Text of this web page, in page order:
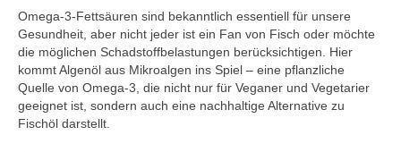
Omega-3-Fettsäuren sind bekanntlich essentiell für unsere
Gesundheit, aber nicht jeder ist ein Fan von Fisch oder möchte
die möglichen Schadstoffbelastungen berücksichtigen. Hier
kommt Algenöl aus Mikroalgen ins Spiel – eine pflanzliche
Quelle von Omega-3, die nicht nur für Veganer und Vegetarier
geeignet ist, sondern auch eine nachhaltige Alternative zu
Fischöl darstellt.